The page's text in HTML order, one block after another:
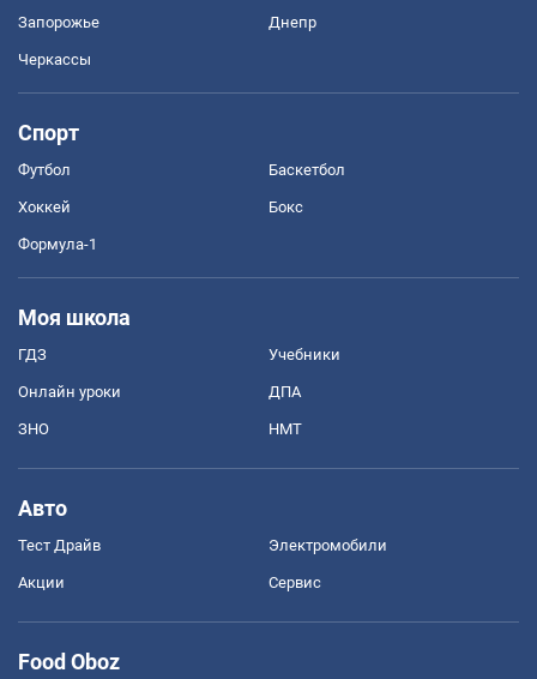
Запорожье Днепр
Черкассы
Спорт
Футбол Баскетбол
Хоккей Бокс
Формула-1
Моя школа
ГДЗ Учебники
Онлайн уроки ДПА
ЗНО НМТ
Авто
Тест Драйв Электромобили
Акции Сервис
Food Oboz